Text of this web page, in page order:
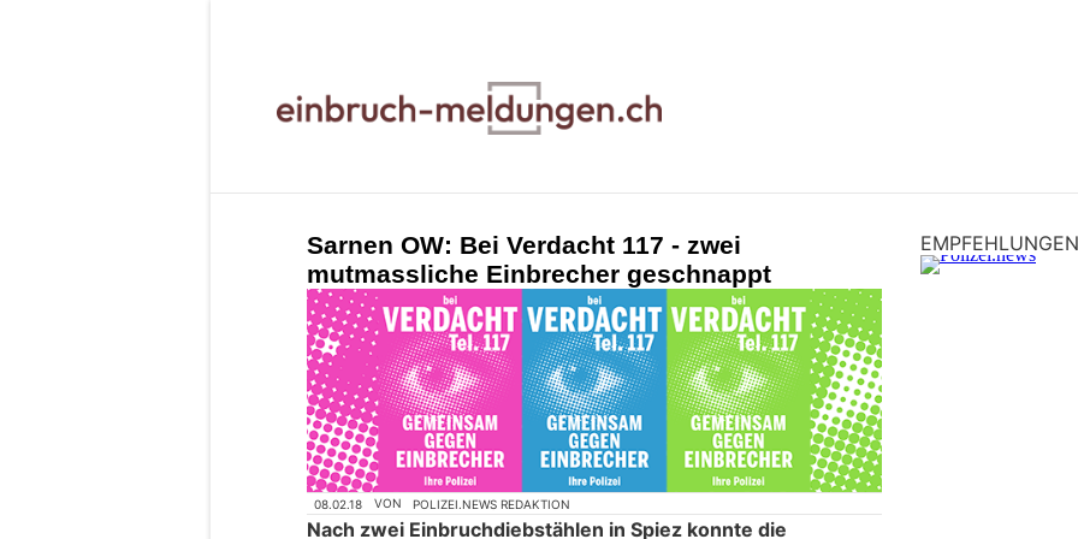
Sarnen OW: Bei Verdacht 117 - zwei
mutmassliche Einbrecher geschnappt
08.02.18 VON POLIZEI.NEWS REDAKTION
Nach zwei Einbruchdiebstählen in Spiez konnte die
EMPFEHLUNGEN